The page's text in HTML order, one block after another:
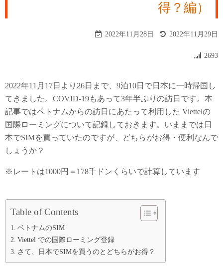
得？編）
2022年11月28日 2022年11月29日
2693
2022年11月17日より26日まで、9泊10日で日本に一時帰国し
てきました。COVID-19もあって3年半ぶりの訪日です。本
記事ではベトナムからの訪日にあたって利用した Viettelの
国際ローミングについて記録しておきます。いままでは日
本でSIMを買っていたのですが、どちらがお得・便利なんで
しょうか？
※レートは1000円＝178千ドンくらいで計算しています
Table of Contents
ベトナムのSIM
Viettel での国際ローミング登録
さて、日本でSIMを買うのとどちらがお得？